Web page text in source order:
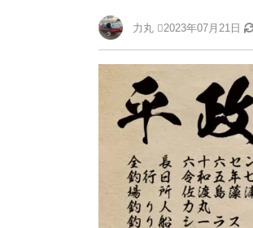
力丸 2023年07月21日